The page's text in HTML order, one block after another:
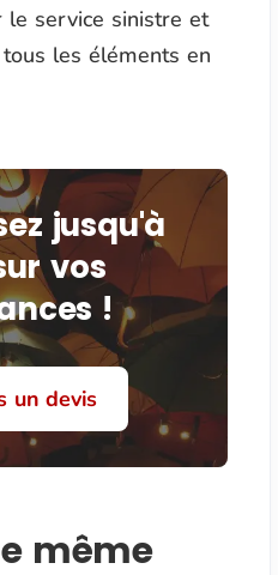
le service sinistre et
les éléments en
jusqu'à
vos
!
un devis
même